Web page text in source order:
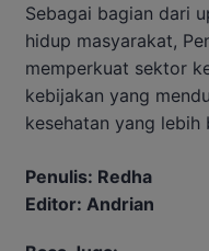
Sebagai bagian dari
hidup masyarakat,
memperkuat sektor
kebijakan yang
kesehatan yang lebih
Penulis: Redha
Editor: Andrian